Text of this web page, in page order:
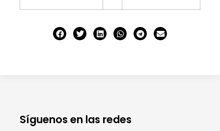
Síguenos en las redes